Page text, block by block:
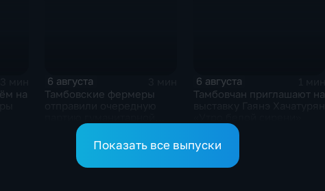
на
6 августа
Тамбовские фермеры
помощи на фронт
6 августа
Тамбовчан приглашают на
Показать все выпуски